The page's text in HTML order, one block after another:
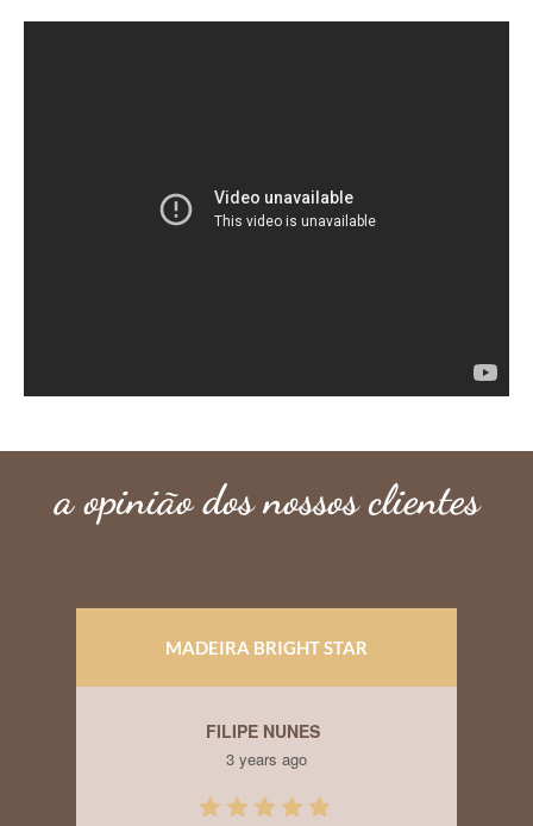
a opinião dos nossos clientes
MADEIRA BRIGHT STAR
FILIPE NUNES
3 years ago